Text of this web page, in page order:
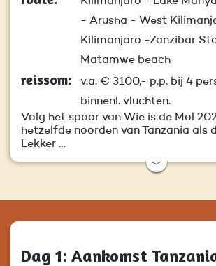
- Arusha - West
Kilimanjaro -Zanzibar
Matamwe beach
reissom: v.a. € 3100,- p.p. bij 4
binnenl. vluchten.
Volg het spoor van Wie is de Mol
hetzelfde noorden van Tanzania als
Lekker …
﹀
Dag 1: Aankomst